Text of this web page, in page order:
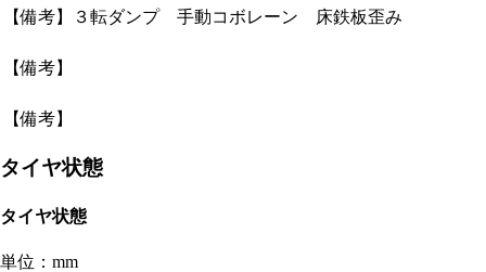
【備考】３転ダンプ 手動コボレーン 床鉄板歪み
【備考】
【備考】
タイヤ状態
タイヤ状態
単位：mm